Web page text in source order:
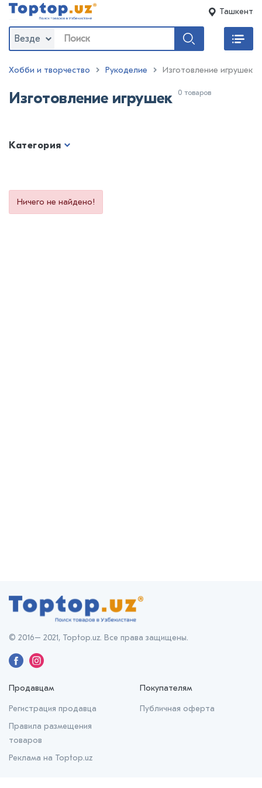
Ташкент
Везде
Хобби и творчество Рукоделие Изготовление игрушек
Изготовление игрушек 0 товаров
Категория
Ничего не найдено!
Продавцам
Регистрация продавца
Правила размещения
товаров
Реклама на Toptop.uz
Покупателям
Публичная оферта
© 2016– 2021, Toptop.uz. Все права защищены.